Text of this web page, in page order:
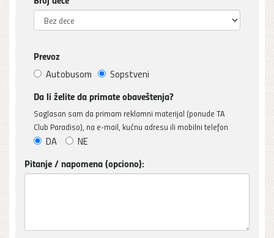
Prevoz
Autobusom Sopstveni
Da li želite da primate obaveštenja?
Saglasan sam da primam reklamni materijal (ponude TA
Club Paradiso), na e-mail, kućnu adresu ili mobilni telefon
DA NE
Pitanje / napomena (opciono):